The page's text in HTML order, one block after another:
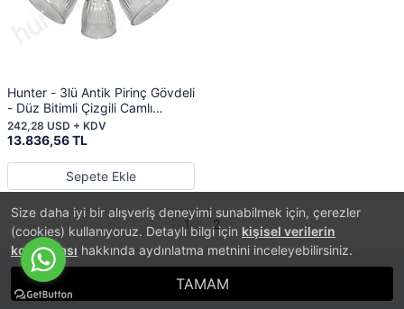
Size daha iyi bir alışveriş deneyimi sunabilmek için, çerezler
(cookies) kullanıyoruz. Detaylı bilgi için kişisel verilerin
korunması hakkında aydınlatma metnini inceleyebilirsiniz.
TAMAM
Hunter - 3lü Antik Pirinç Gövdeli
- Düz Bitimli Çizgili Camlı
Aydınlatma
13.836,56 TL
242,28 USD + KDV
Sepete Ekle
1 2
PlatinMarket E-Ticaret Sistemi